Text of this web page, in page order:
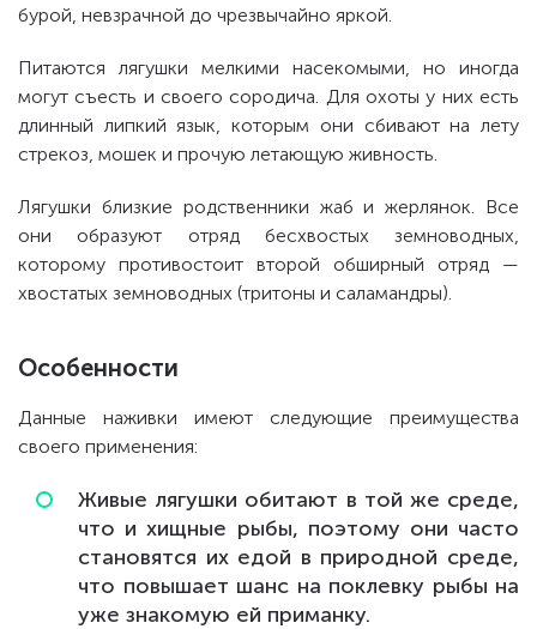
бурой, невзрачной до чрезвычайно яркой.
Питаются лягушки мелкими насекомыми, но иногда
могут съесть и своего сородича. Для охоты у них есть
длинный липкий язык, которым они сбивают на лету
стрекоз, мошек и прочую летающую живность.
Лягушки близкие родственники жаб и жерлянок. Все
они образуют отряд бесхвостых земноводных,
которому противостоит второй обширный отряд —
хвостатых земноводных (тритоны и саламандры).
Особенности
Данные наживки имеют следующие преимущества
своего применения:
Живые лягушки обитают в той же среде,
что и хищные рыбы, поэтому они часто
становятся их едой в природной среде,
что повышает шанс на поклевку рыбы на
уже знакомую ей приманку.